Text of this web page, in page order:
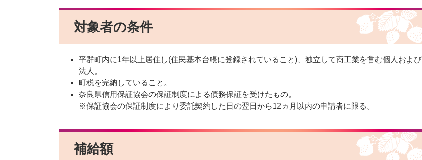
対象者の条件
平群町内に1年以上居住し(住民基本台帳に登録されていること)、独立して商工業を営む個人および
法人。
町税を完納していること。
奈良県信用保証協会の保証制度による債務保証を受けたもの。
※保証協会の保証制度により委託契約した日の翌日から12ヵ月以内の申請者に限る。
補給額